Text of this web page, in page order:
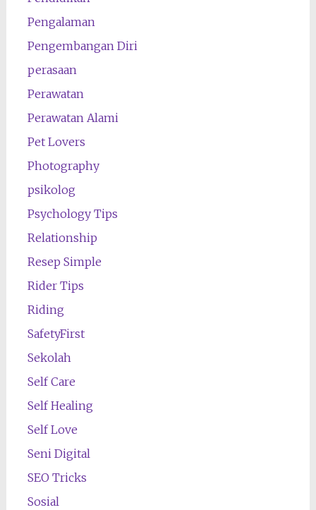
Pengalaman
Pengembangan Diri
perasaan
Perawatan
Perawatan Alami
Pet Lovers
Photography
psikolog
Psychology Tips
Relationship
Resep Simple
Rider Tips
Riding
SafetyFirst
Sekolah
Self Care
Self Healing
Self Love
Seni Digital
SEO Tricks
Sosial